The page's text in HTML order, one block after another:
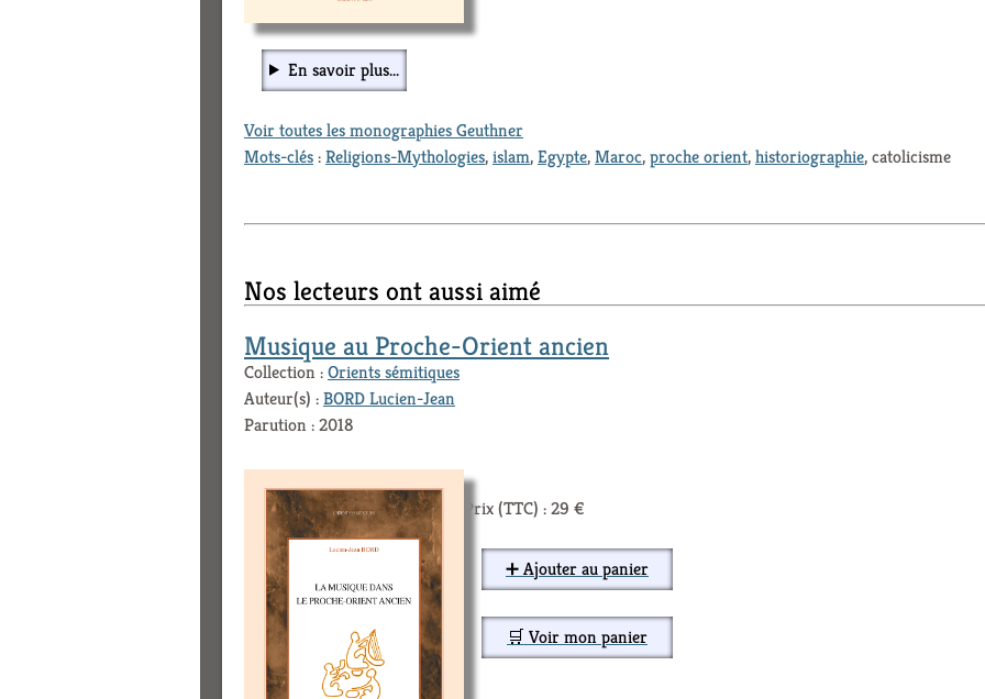
En savoir plus...
Voir toutes les monographies Geuthner
Mots-clés:Religions-Mythologies,islam,Egypte,Maroc,proche orient,historiographie, catolicisme
Nos lecteurs ont aussi aimé
Musique au Proche-Orient ancien
Collection :Orients sémitiques
Auteur(s) :BORD Lucien-Jean
Parution : 2018
Prix (TTC) : 29 €
➕ Ajouter au panier
🛒 Voir mon panier